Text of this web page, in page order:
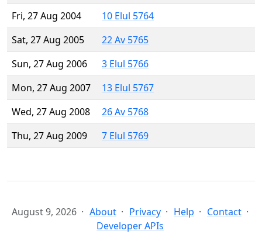
Fri, 27 Aug 2004
10 Elul 5764
Sat, 27 Aug 2005
22 Av 5765
Sun, 27 Aug 2006
3 Elul 5766
Mon, 27 Aug 2007
13 Elul 5767
Wed, 27 Aug 2008
26 Av 5768
Thu, 27 Aug 2009
7 Elul 5769
August 9, 2026 About Privacy Help
Contact
Developer APIs